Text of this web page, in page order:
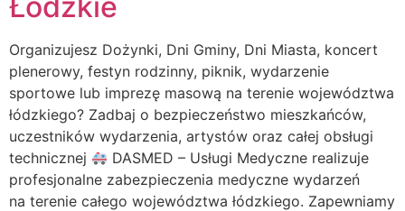
Organizujesz Dożynki, Dni Gminy, Dni Miasta, koncert
plenerowy, festyn rodzinny, piknik, wydarzenie
sportowe lub imprezę masową na terenie województwa
łódzkiego? Zadbaj o bezpieczeństwo mieszkańców,
uczestników wydarzenia, artystów oraz całej obsługi
technicznej
DASMED – Usługi Medyczne realizuje
profesjonalne zabezpieczenia medyczne wydarzeń
na terenie całego województwa łódzkiego. Zapewniamy